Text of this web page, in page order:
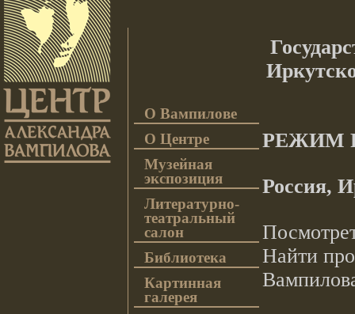
О Вампилове
О Центре
Музейная
экспозиция
Литературно-
театральный
салон
Библиотека
Картинная
галерея
РЕЖИМ
Россия,
Найти